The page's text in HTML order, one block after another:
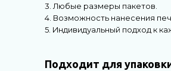
3. Любые размеры пакетов.
4. Возможность нанесения
5. Индивидуальный подход к
Подходит для